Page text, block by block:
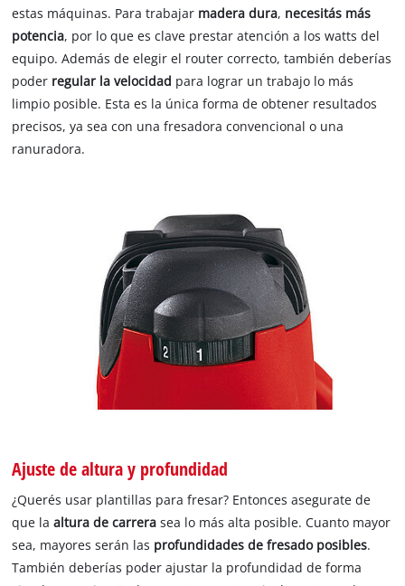
estas máquinas. Para trabajar madera dura, necesitás más
potencia, por lo que es clave prestar atención a los watts del
equipo. Además de elegir el router correcto, también deberías
poder regular la velocidad para lograr un trabajo lo más
limpio posible. Esta es la única forma de obtener resultados
precisos, ya sea con una fresadora convencional o una
ranuradora.
Ajuste de altura y profundidad
¿Querés usar plantillas para fresar? Entonces asegurate de
que laaltura de carrera sea lo más alta posible. Cuanto mayor
sea, mayores serán las profundidades de fresado posibles.
También deberías poder ajustar la profundidad de forma